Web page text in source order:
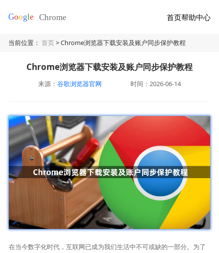
首页帮助中心
当前位置：首页> Chrome浏览器下载安装及账户同步保护教程
Chrome浏览器下载安装及账户同步保护教程
来源： 谷歌浏览器官网 时间：2026-06-14
在当今数字化时代，互联网已成为我们生活中不可或缺的一部分。为了